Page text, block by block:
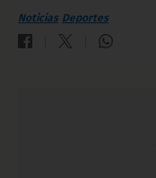
Noticias Deportes